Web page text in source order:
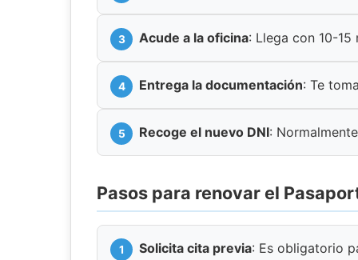
Acude a la oficina: Llega con 10-
Entrega la documentación: Te
Recoge el nuevo DNI:
Pasos para renovar el
Solicita cita previa: Es obligatorio